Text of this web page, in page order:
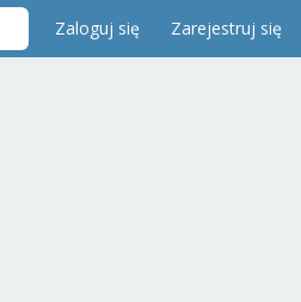
Zaloguj się Zarejestruj się